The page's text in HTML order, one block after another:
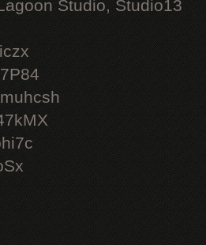
Studio, Studio13